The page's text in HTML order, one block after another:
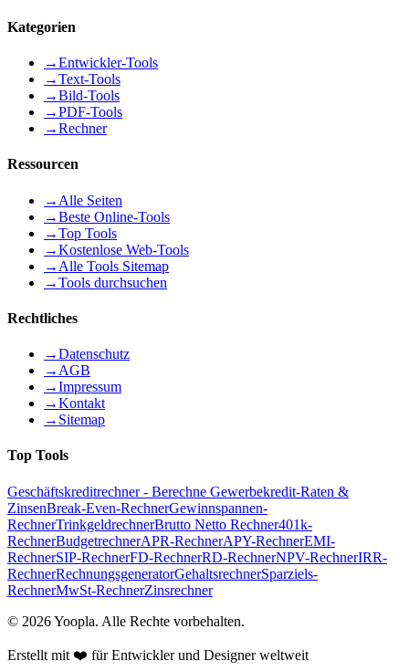
Kategorien
→Entwickler-Tools
→Text-Tools
→Bild-Tools
→PDF-Tools
→Rechner
Ressourcen
→ Alle Seiten
→Beste Online-Tools
→Top Tools
→Kostenlose Web-Tools
→ Alle Tools Sitemap
→Tools durchsuchen
Rechtliches
→Datenschutz
→ AGB
→Impressum
→Kontakt
→ Sitemap
Top Tools
Geschäftskreditrechner - Berechne Gewerbekredit-Raten &
ZinsenBreak-Even-RechnerGewinnspannen-
RechnerTrinkgeldrechnerBrutto Netto Rechner401k-
RechnerBudgetrechnerAPR-RechnerAPY-RechnerEMI-
RechnerSIP-RechnerFD-RechnerRD-RechnerNPV-RechnerIRR-
RechnerRechnungsgeneratorGehaltsrechnerSparziels-
RechnerMwSt-RechnerZinsrechner
© 2026Yoopla. Alle Rechte vorbehalten.
Erstellt mit ❤️ für Entwickler und Designer weltweit